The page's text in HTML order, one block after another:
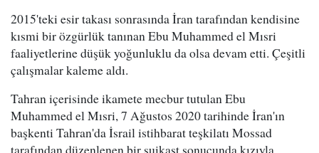
2015'teki esir takası sonrasında İran tarafından kendisine
kısmi bir özgürlük tanınan Ebu Muhammed el Mısri
faaliyetlerine düşük yoğunluklu da olsa devam etti. Çeşitli
çalışmalar kaleme aldı.
Tahran içerisinde ikamete mecbur tutulan Ebu
Muhammed el Mısri, 7 Ağustos 2020 tarihinde İran'ın
başkenti Tahran'da İsrail istihbarat teşkilatı Mossad
tarafından düzenlenen bir suikast sonucunda kızıyla